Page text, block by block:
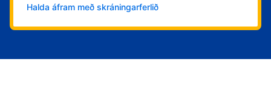
Halda áfram með skráningarferlið